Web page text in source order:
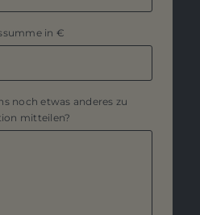
in €
noch etwas anderes zu
mitteilen?